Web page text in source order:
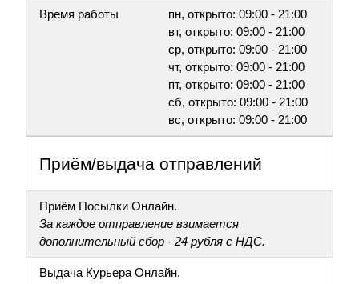
Время работы
пн, открыто: 09:00 - 21:00
вт, открыто: 09:00 - 21:00
ср, открыто: 09:00 - 21:00
чт, открыто: 09:00 - 21:00
пт, открыто: 09:00 - 21:00
сб, открыто: 09:00 - 21:00
вс, открыто: 09:00 - 21:00
Приём/выдача отправлений
Приём Посылки Онлайн.
За каждое отправление взимается
дополнительный сбор - 24 рубля с НДС.
Выдача Курьера Онлайн.